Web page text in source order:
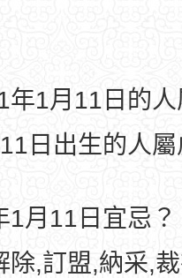
年1月11日的
日出生的人
1月11日宜忌？
除,訂盟,納采,